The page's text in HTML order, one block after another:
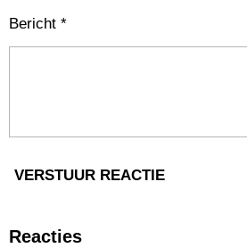
Bericht *
VERSTUUR REACTIE
Reacties